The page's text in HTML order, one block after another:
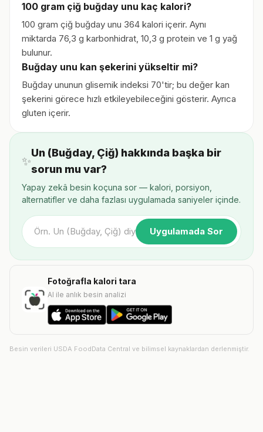
100 gram çiğ buğday unu kaç kalori?
100 gram çiğ buğday unu 364 kalori içerir. Aynı
miktarda 76,3 g karbonhidrat, 10,3 g protein ve 1 g yağ
bulunur.
Buğday unu kan şekerini yükseltir mi?
Buğday ununun glisemik indeksi 70'tir; bu değer kan
şekerini görece hızlı etkileyebileceğini gösterir. Ayrıca
gluten içerir.
✨
Un (Buğday, Çiğ) hakkında başka bir
sorun mu var?
Yapay zekâ besin koçuna sor — kalori, porsiyon,
alternatifler ve daha fazlası uygulamada saniyeler içinde.
Uygulamada Sor
Fotoğrafla kalori tara
AI ile anlık besin analizi
Besin verileri USDA FoodData Central ve bilimsel kaynaklardan derlenmiştir.